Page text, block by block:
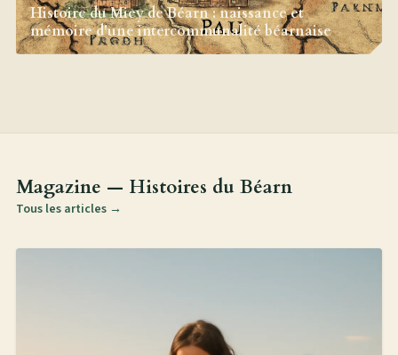
Histoire du Miey de Béarn : naissance et
mémoire d'une intercommunalité béarnaise
Magazine — Histoires du Béarn
Tous les articles →